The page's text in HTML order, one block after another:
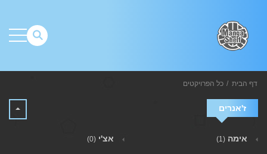
דף הבית כל הפרויקטים
ז'אנרים
אימה (1) אצ'י (0)